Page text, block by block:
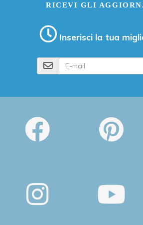
RICEVI GLI
Inserisci la tua